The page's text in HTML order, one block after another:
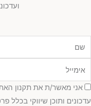
אני מאשר/ת את תקנון האתר
ותוכן שיווקי בכלל